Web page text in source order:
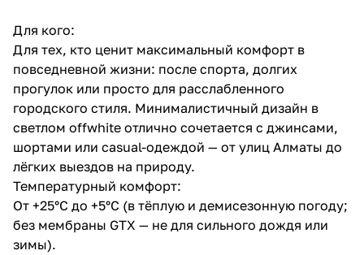
Для кого:
Для тех, кто ценит максимальный комфорт в
повседневной жизни: после спорта, долгих
прогулок или просто для расслабленного
городского стиля. Минималистичный дизайн в
светлом offwhite отлично сочетается с джинсами,
шортами или casual-одеждой — от улиц Алматы до
лёгких выездов на природу.
Температурный комфорт:
От +25°C до +5°C (в тёплую и демисезонную погоду;
без мембраны GTX — не для сильного дождя или
зимы).